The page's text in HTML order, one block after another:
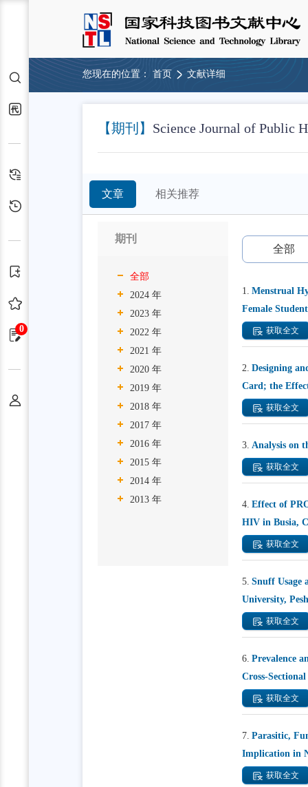
0
您现在的位置： 首页 文献详细
【期刊】 Science Journal of Public
文章 相关推荐
期刊
全部
2024 年
2023 年
2022 年
2021 年
2020 年
2019 年
2018 年
2017 年
2016 年
2015 年
2014 年
2013 年
全部
1. Menstrual
Female
获取全文
2. Designing
Card; the
获取全文
3. Analysis on
获取全文
4. Effect of
HIV in Busia,
获取全文
5. Snuff Usage
University,
获取全文
6. Prevalence
Cross-
获取全文
7. Parasitic,
Implication in
获取全文